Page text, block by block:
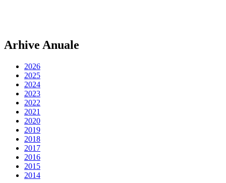
Arhive Anuale
2026
2025
2024
2023
2022
2021
2020
2019
2018
2017
2016
2015
2014